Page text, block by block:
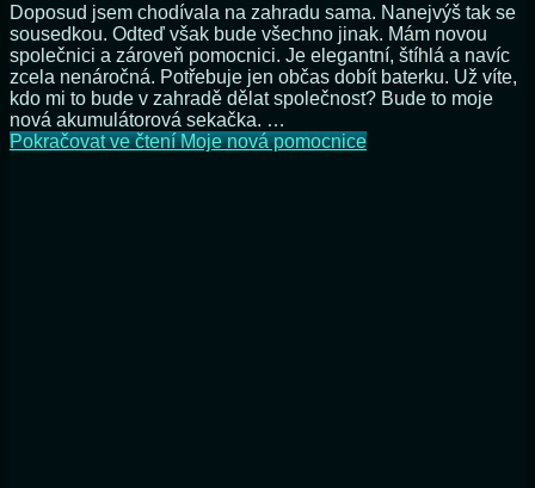
Doposud jsem chodívala na zahradu sama. Nanejvýš tak se
sousedkou. Odteď však bude všechno jinak. Mám novou
společnici a zároveň pomocnici. Je elegantní, štíhlá a navíc
zcela nenáročná. Potřebuje jen občas dobít baterku. Už víte,
kdo mi to bude v zahradě dělat společnost? Bude to moje
nová akumulátorová sekačka. …
Pokračovat ve čteníMoje nová pomocnice